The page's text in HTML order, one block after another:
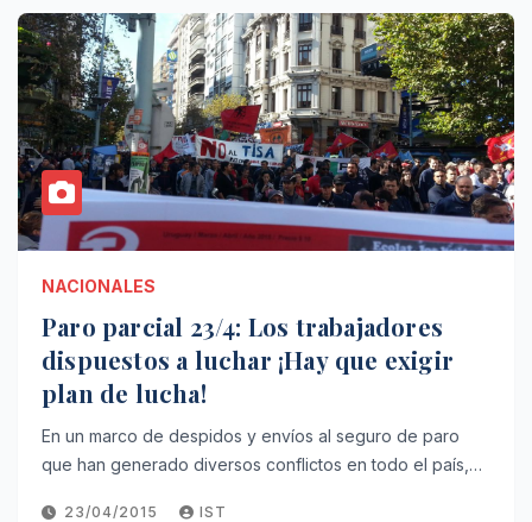
NACIONALES
Paro parcial 23/4: Los trabajadores
dispuestos a luchar ¡Hay que exigir
plan de lucha!
En un marco de despidos y envíos al seguro de paro
que han generado diversos conflictos en todo el país,…
23/04/2015 IST